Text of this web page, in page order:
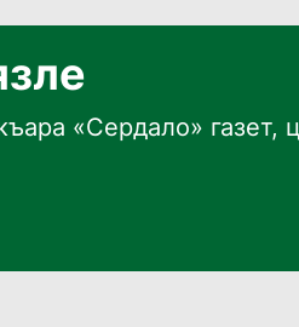
«Сердало» газет,